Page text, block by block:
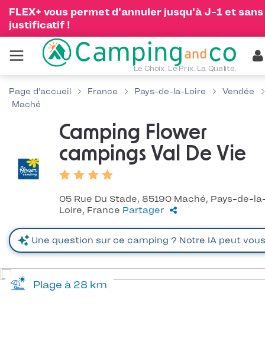
FLEX+ vous permet d'annuler jusqu'à J-1 et sans
justificatif !
Le Choix. Le Prix. La Qualité.
Page d'accueil France Pays-de-la-Loire
Vendée
Maché
Camping Flower
campings Val De Vie
05 Rue Du Stade, 85190 Maché, Pays-de-
Loire, France Partager
Plage à 28 km